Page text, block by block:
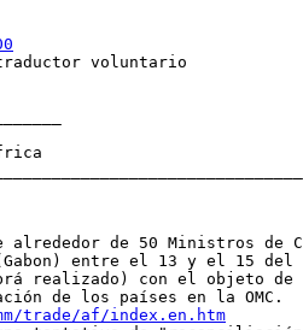
voluntario
alrededor de 50 Ministros de
entre el 13 y el 15 del
realizado) con el objeto de
trade/af/index.en.htm